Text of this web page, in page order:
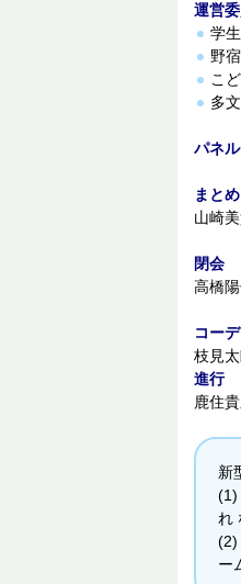
運営
学
野
こ
多
パネ
まとめ
山崎
閉会
高橋
コー
枝見
進行
鹿住
新
(1)
れ
(2)
ー